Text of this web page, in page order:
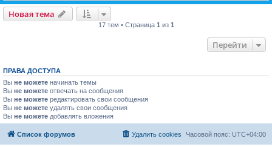
Новая тема
17 тем • Страница 1 из 1
Перейти
ПРАВА ДОСТУПА
Вы не можете начинать темы
Вы не можете отвечать на сообщения
Вы не можете редактировать свои сообщения
Вы не можете удалять свои сообщения
Вы не можете добавлять вложения
Список форумов Часовой пояс: UTC+04:00
Удалить cookies